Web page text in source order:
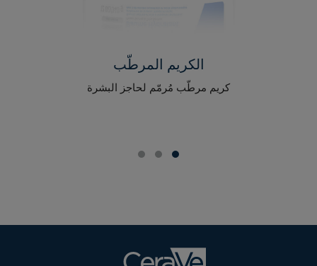
الكريم المرطّب
كريم مرطّب مُرمّم لحاجز البشرة